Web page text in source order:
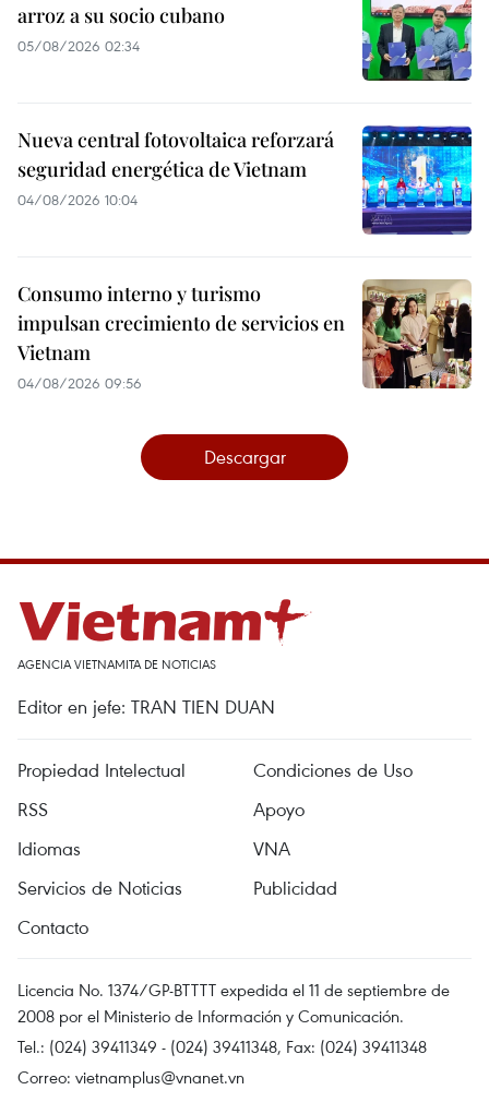
arroz a su socio cubano
05/08/2026 02:34
Nueva central fotovoltaica reforzará
seguridad energética de Vietnam
04/08/2026 10:04
Consumo interno y turismo
impulsan crecimiento de servicios en
Vietnam
04/08/2026 09:56
Descargar
AGENCIA VIETNAMITA DE NOTICIAS
Editor en jefe: TRAN TIEN DUAN
Propiedad Intelectual
Condiciones de Uso
RSS
Apoyo
Idiomas
VNA
Servicios de Noticias
Publicidad
Contacto
Licencia No. 1374/GP-BTTTT expedida el 11 de septiembre de
2008 por el Ministerio de Información y Comunicación.
Tel.: (024) 39411349 - (024) 39411348, Fax: (024) 39411348
Correo: vietnamplus@vnanet.vn